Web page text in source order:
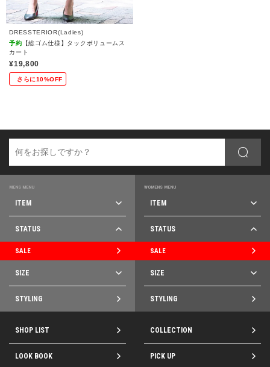
DRESSTERIOR(Ladies)
予約 【総ゴム仕様】タックボリュームス
カート
¥19,800
さらに10%OFF
MENS MENU
ITEM
STATUS
SALE
SIZE
STYLING
WOMENS MENU
ITEM
STATUS
SALE
SIZE
STYLING
SHOP LIST COLLECTION
LOOK BOOK PICK UP